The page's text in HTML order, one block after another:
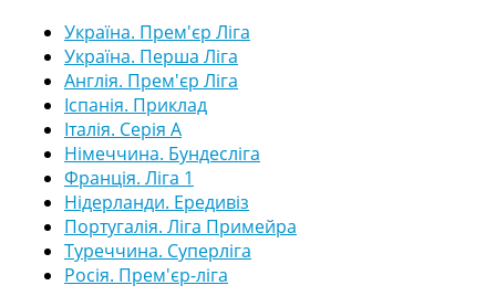
Україна. Прем'єр Ліга
Україна. Перша Ліга
Англія. Прем'єр Ліга
Іспанія. Приклад
Італія. Серія А
Німеччина. Бундесліга
Франція. Ліга 1
Нідерланди. Ередивіз
Португалія. Ліга Примейра
Туреччина. Суперліга
Росія. Прем'єр-ліга